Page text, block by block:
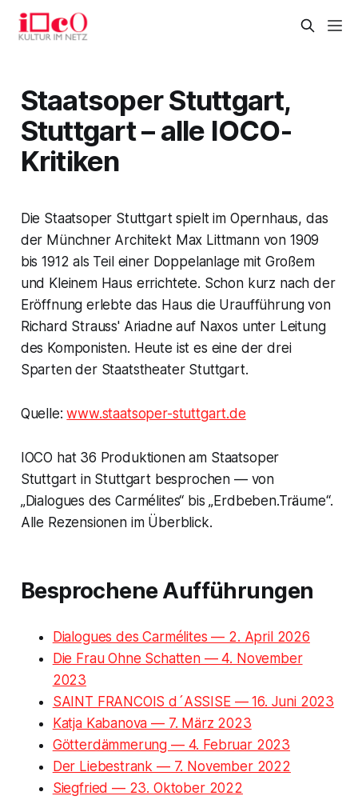
Staatsoper Stuttgart,
Stuttgart – alle IOCO-
Kritiken
Die Staatsoper Stuttgart spielt im Opernhaus, das
der Münchner Architekt Max Littmann von 1909
bis 1912 als Teil einer Doppelanlage mit Großem
und Kleinem Haus errichtete. Schon kurz nach der
Eröffnung erlebte das Haus die Uraufführung von
Richard Strauss' Ariadne auf Naxos unter Leitung
des Komponisten. Heute ist es eine der drei
Sparten der Staatstheater Stuttgart.
Quelle:www.staatsoper-stuttgart.de
IOCO hat 36 Produktionen am Staatsoper
Stuttgart in Stuttgart besprochen — von
„Dialogues des Carmélites“ bis „Erdbeben.Träume“.
Alle Rezensionen im Überblick.
Besprochene Aufführungen
Dialogues des Carmélites — 2. April 2026
Die Frau Ohne Schatten — 4. November
2023
SAINT FRANCOIS d´ASSISE — 16. Juni 2023
Katja Kabanova — 7. März 2023
Götterdämmerung — 4. Februar 2023
Der Liebestrank — 7. November 2022
Siegfried — 23. Oktober 2022